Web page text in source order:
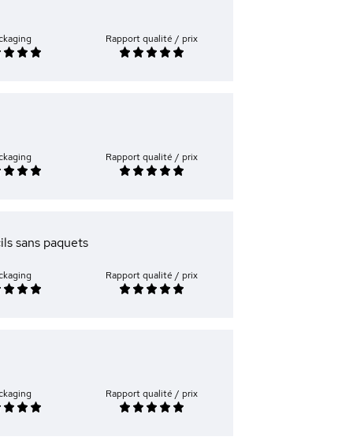
Rapport qualité / prix
Rapport qualité / prix
sans paquets
Rapport qualité / prix
Rapport qualité / prix